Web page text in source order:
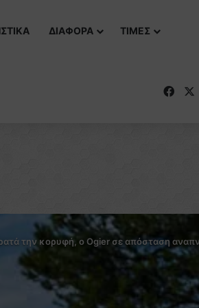
ΔΙΑΦΟΡΑ ΤΙΜΕΣ
την κορυφή, ο Ogier σε απόσταση